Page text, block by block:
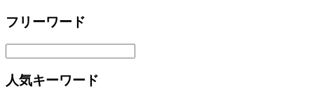
フリーワード
人気キーワード